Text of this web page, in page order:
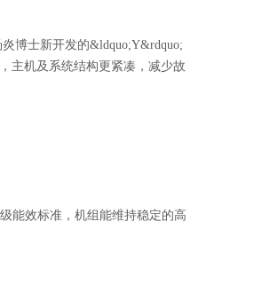
博士新开发的&ldquo;Y&rdquo;
主机及系统结构更紧凑，减少故
能效标准，机组能维持稳定的高